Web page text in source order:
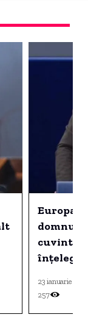
domnule
cuvinte
înțelege:
23 ianuarie
257